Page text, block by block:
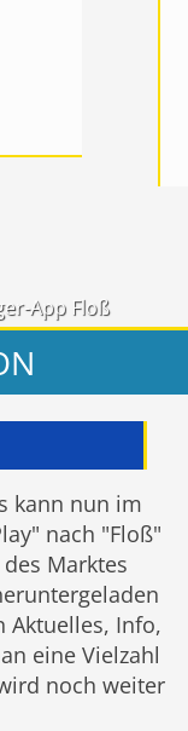
App Floß
kann nun im
nach "Floß"
Marktes
Aktuelles, Info,
eine Vielzahl
noch weiter